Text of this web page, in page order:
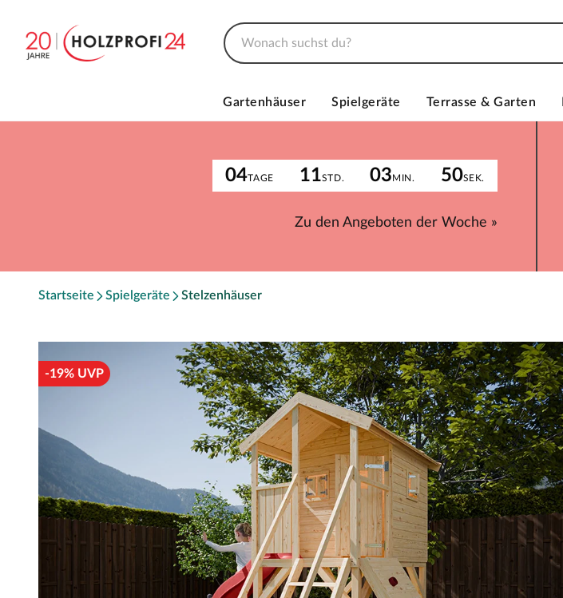
Gartenhäuser Spielgeräte Terrasse & Garten
04TAGE 11STD. 03MIN. 50SEK.
Zu den Angeboten der Woche »
Startseite Spielgeräte Stelzenhäuser
-19% UVP